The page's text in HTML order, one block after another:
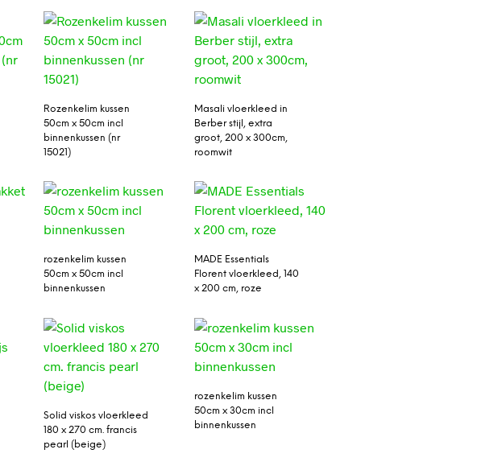
Rozenkelim kussen
50cm x 50cm incl
binnenkussen (nr
15021)
Masali vloerkleed in
Berber stijl, extra
groot, 200 x 300cm,
roomwit
rozenkelim kussen
50cm x 50cm incl
binnenkussen
MADE Essentials
Florent vloerkleed, 140
x 200 cm, roze
Solid viskos vloerkleed
180 x 270 cm. francis
pearl (beige)
rozenkelim kussen
50cm x 30cm incl
binnenkussen